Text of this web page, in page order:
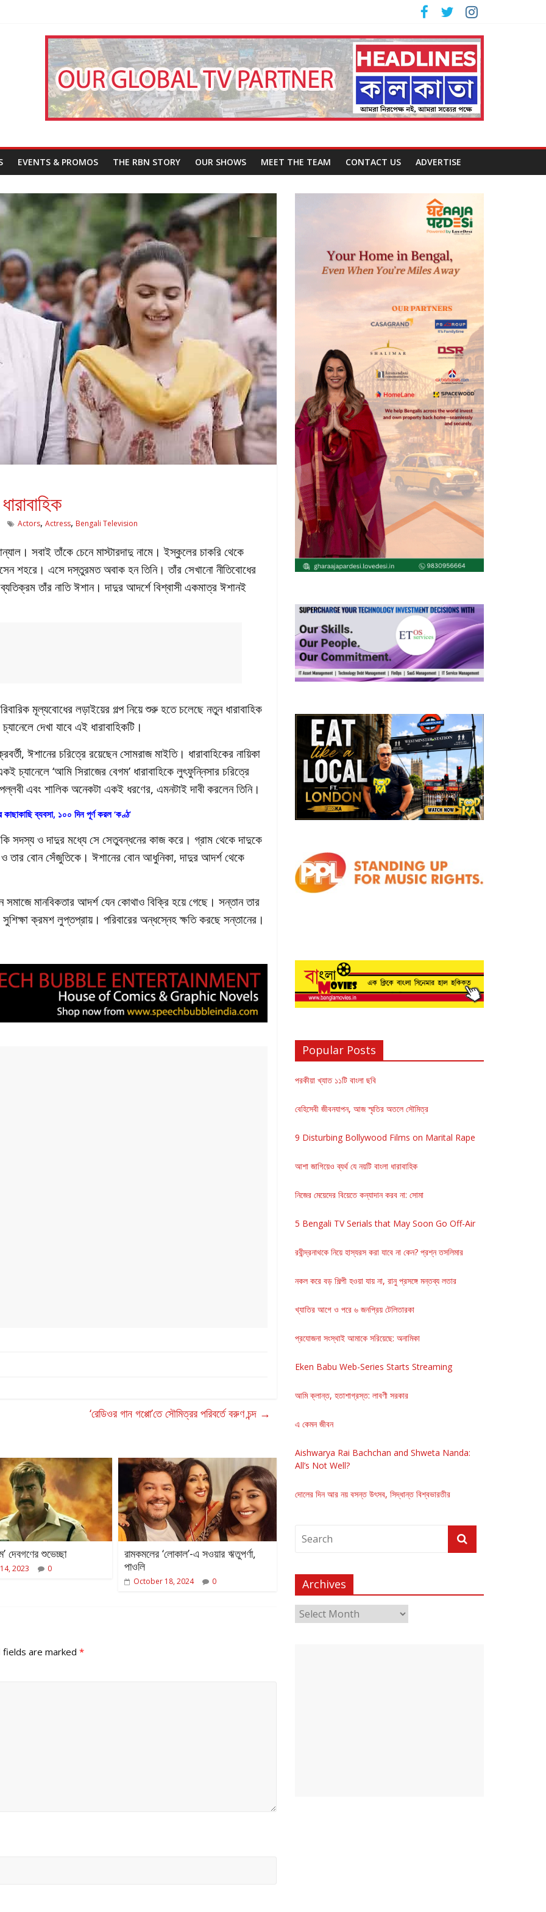
Challenges Our Understanding of Justice
EVENTS & PROMOS THE RBN STORY OUR SHOWS MEET THE TEAM CONTACT US ADVERTISE
Actors, Actress, Bengali Television
সবাই তাঁকে চেনে মাস্টারদাদু নামে। ইস্কুলের চাকরি থেকে
শহরে। এসে দস্তুরমত অবাক হন তিনি। তাঁর সেখানো নীতিবোধের
তাঁর নাতি ঈশান। দাদুর আদর্শে বিশ্বাসী একমাত্র ঈশানই
মূল্যবোধের লড়াইয়ের গল্প নিয়ে শুরু হতে চলেছে নতুন ধারাবাহিক
দেখা যাবে এই ধারাবাহিকটি।
ঈশানের চরিত্রে রয়েছেন সোমরাজ মাইতি। ধারাবাহিকের নায়িকা
‘আমি সিরাজের বেগম’ ধারাবাহিকে লুৎফুন্নিসার চরিত্রে
এবং শালিক অনেকটা একই ধরণের, এমনটাই দাবী করলেন তিনি।
ব্যবসা, ১০০ দিন পূর্ণ করল ‘কণ্ঠ’
সদস্য ও দাদুর মধ্যে সে সেতুবন্ধনের কাজ করে। গ্রাম থেকে দাদুকে
তার বোন সেঁজুতিকে। ঈশানের বোন আধুনিকা, দাদুর আদর্শ থেকে
সমাজে মানবিকতার আদর্শ যেন কোথাও বিক্রি হয়ে গেছে। সন্তান তার
ক্রমশ লুপ্তপ্রায়। পরিবারের অন্ধস্নেহ ক্ষতি করছে সন্তানের।
‘রেডিওর গান গপ্পো’তে সৌমিত্রর পরিবর্তে বরুণ চন্দ →
দেবগণের শুভেচ্ছা
2023 0
রামকমলের ‘লোকাল’-এ সওয়ার ঋতুপর্ণা,
পাওলি
October 18, 2024 0
fields are marked *
Popular Posts
পরকীয়া খ্যাত ১১টি বাংলা ছবি
বেহিসেবী জীবনযাপন, আজ স্মৃতির অতলে সৌমিত্র
9 Disturbing Bollywood Films on Marital Rape
আশা জাগিয়েও ব্যর্থ যে নয়টি বাংলা ধারাবাহিক
নিজের মেয়েদের বিয়েতে কন্যাদান করব না: সোমা
5 Bengali TV Serials that May Soon Go Off-Air
রবীন্দ্রনাথকে নিয়ে হাস্যরস করা যাবে না কেন? প্রশ্ন তসলিমার
নকল করে বড় শিল্পী হওয়া যায় না, রানু প্রসঙ্গে মন্তব্য লতার
খ্যাতির আগে ও পরে ৬ জনপ্রিয় টেলিতারকা
প্রযোজনা সংস্থাই আমাকে সরিয়েছে: অনামিকা
Eken Babu Web-Series Starts Streaming
আমি ক্লান্ত, হতাশাগ্রস্ত: লাবণী সরকার
এ কেমন জীবন
Aishwarya Rai Bachchan and Shweta Nanda:
All’s Not Well?
দোলের দিন আর নয় বসন্ত উৎসব, সিদ্ধান্ত বিশ্বভারতীর
Archives